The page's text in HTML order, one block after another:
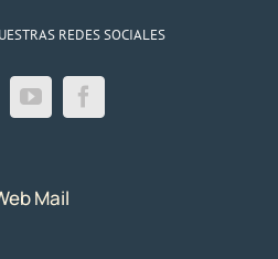
REDES SOCIALES
Mail